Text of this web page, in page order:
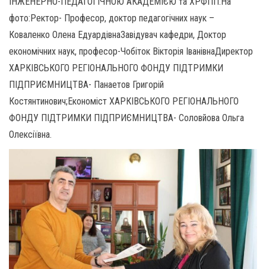
фото:Ректор- Професор, доктор педагогічних наук –
Коваленко Олена ЕдуардівнаЗавідувач кафедри, Доктор
економічних наук, професор-Чобіток Вікторія ІванівнаДиректор
ХАРКІВСЬКОГО РЕГІОНАЛЬНОГО ФОНДУ ПІДТРИМКИ
ПІДПРИЄМНИЦТВА- Панаетов Григорій
Костянтинович;Економіст ХАРКІВСЬКОГО РЕГІОНАЛЬНОГО
ФОНДУ ПІДТРИМКИ ПІДПРИЄМНИЦТВА- Соловйова Ольга
Олексіївна.